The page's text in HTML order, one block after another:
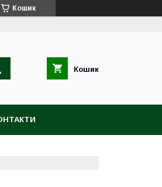
Кошик
Кошик